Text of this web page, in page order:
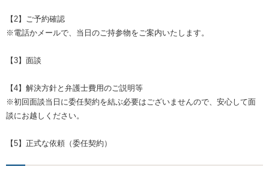
【2】ご予約確認
※電話かメールで、当日のご持参物をご案内いたします。
【3】面談
【4】解決方針と弁護士費用のご説明等
※初回面談当日に委任契約を結ぶ必要はございませんので、安心して面
談にお越しください。
【5】正式な依頼（委任契約）